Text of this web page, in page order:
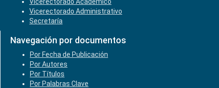
Vicerectorado Administrativo
Secretaría
Navegación por documentos
Por Fecha de Publicación
Por Autores
Por Títulos
Por Palabras Clave